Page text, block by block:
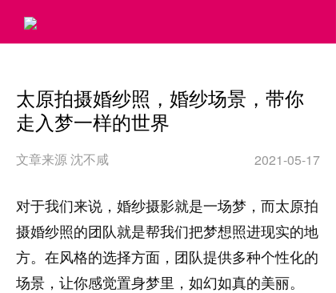
太原拍摄婚纱照，婚纱场景，带你
走入梦一样的世界
文章来源 沈不咸 2021-05-17
对于我们来说，婚纱摄影就是一场梦，而太原拍
摄婚纱照的团队就是帮我们把梦想照进现实的地
方。在风格的选择方面，团队提供多种个性化的
场景，让你感觉置身梦里，如幻如真的美丽。